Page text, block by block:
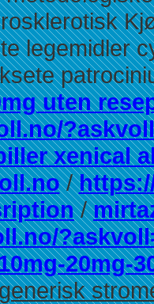
legemidler
uten
xenical
/
/
20mg-